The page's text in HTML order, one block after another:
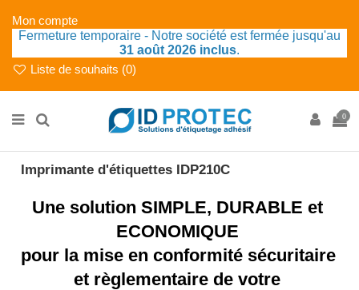
Mon compte
Fermeture temporaire - Notre société est fermée jusqu'au
31 août 2026 inclus.
Liste de souhaits (0)
0
Imprimante d'étiquettes IDP210C
Une solution SIMPLE, DURABLE et
ECONOMIQUE
pour la mise en conformité sécuritaire
et règlementaire de votre